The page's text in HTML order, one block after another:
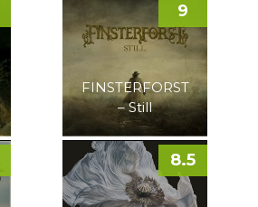
FINSTERFORST
– Still
9
8.5